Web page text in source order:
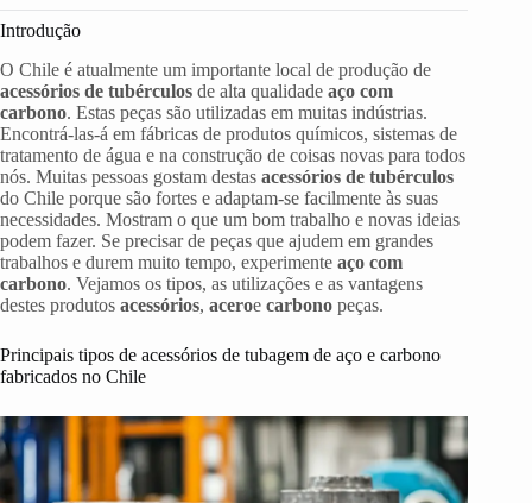
Introdução
O Chile é atualmente um importante local de produção de
acessórios de tubérculos de alta qualidade aço com
carbono. Estas peças são utilizadas em muitas indústrias.
Encontrá-las-á em fábricas de produtos químicos, sistemas de
tratamento de água e na construção de coisas novas para todos
nós. Muitas pessoas gostam destas acessórios de tubérculos
do Chile porque são fortes e adaptam-se facilmente às suas
necessidades. Mostram o que um bom trabalho e novas ideias
podem fazer. Se precisar de peças que ajudem em grandes
trabalhos e durem muito tempo, experimente aço com
carbono. Vejamos os tipos, as utilizações e as vantagens
destes produtos acessórios, aceroe carbono peças.
Principais tipos de acessórios de tubagem de aço e carbono
fabricados no Chile